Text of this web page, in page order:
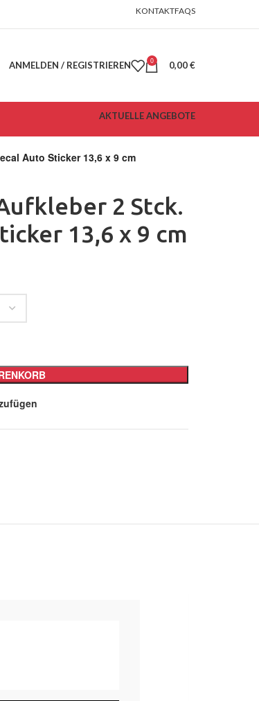
KONTAKTFAQS
ANMELDEN / REGISTRIEREN 0 0,00€
AKTUELLE ANGEBOTE
Auto Sticker 13,6 x 9 cm
2 Stck.
13,6 x 9 cm